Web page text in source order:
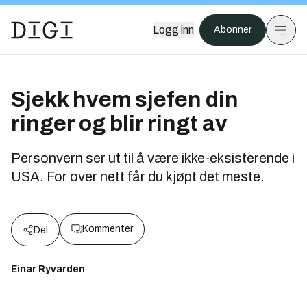
Logg inn Abonner
Sjekk hvem sjefen din
ringer og blir ringt av
Personvern ser ut til å være ikke-eksisterende i
USA. For over nett får du kjøpt det meste.
Del Kommenter
Einar Ryvarden